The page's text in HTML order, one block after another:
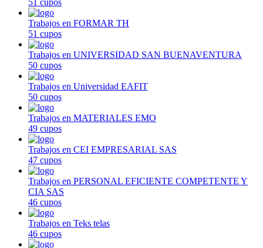
Trabajos en FORMAR TH
51 cupos
Trabajos en UNIVERSIDAD SAN BUENAVENTURA
50 cupos
Trabajos en Universidad EAFIT
50 cupos
Trabajos en MATERIALES EMO
49 cupos
Trabajos en CEI EMPRESARIAL SAS
47 cupos
Trabajos en PERSONAL EFICIENTE COMPETENTE Y
CIA SAS
46 cupos
Trabajos en Teks telas
46 cupos